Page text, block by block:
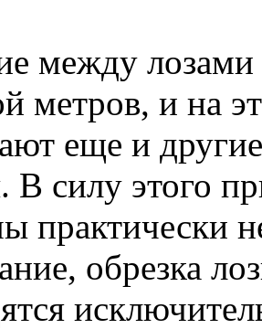
между лозами
метров, и на
еще и
В силу этого
практически
обрезка